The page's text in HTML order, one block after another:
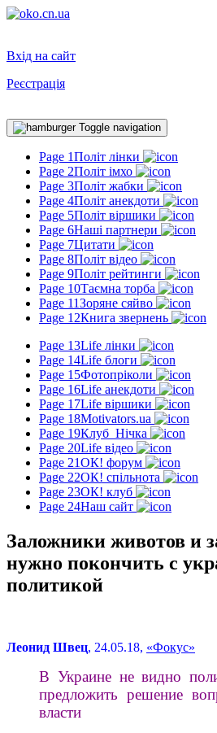
Вхід на сайт
Реєстрація
Toggle navigation
Page 1Політ лінки
Page 2Політ імхо
Page 3Політ жабки
Page 4Політ анекдоти
Page 5Політ віршики
Page 6Наші партнери
Page 7Цитати
Page 8Політ відео
Page 9Політ рейтинги
Page 10Таємна торба
Page 11Зоряне сяйво
Page 12Книга звернень
Page 13Life лінки
Page 14Life блоги
Page 15Фотопріколи
Page 16Life анекдоти
Page 17Life віршики
Page 18Motivators.ua
Page 19Клуб_Нічка
Page 20Life відео
Page 21ОК! форум
Page 22ОК! спільнота
Page 23ОК! клуб
Page 24Наш сайт
Заложники животов и
нужно покончить с
политикой
Леонид Швец, 24.05.18, «Фокус»
В Украине не видно
предложить решение
власти